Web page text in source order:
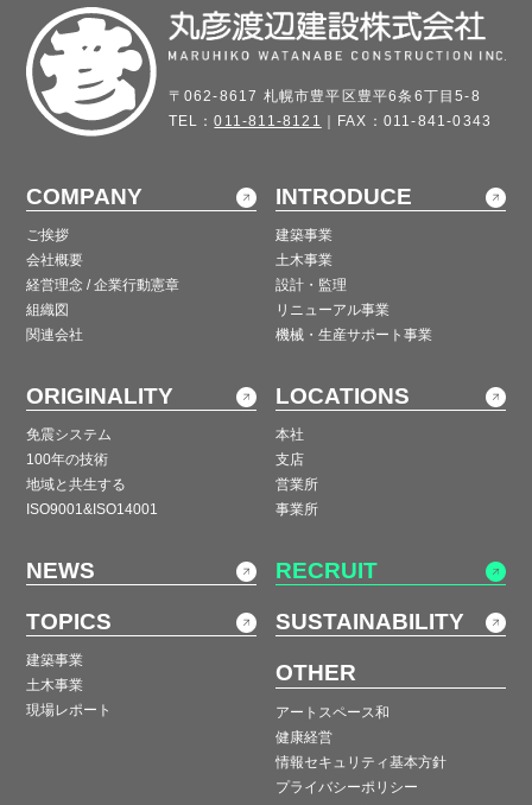
〒062-8617 札幌市豊平区豊平6条6丁目5-8
TEL：011-811-8121 ｜FAX：011-841-0343
COMPANY
ご挨拶
会社概要
経営理念 / 企業行動憲章
組織図
関連会社
INTRODUCE
建築事業
土木事業
設計・監理
リニューアル事業
機械・生産サポート事業
ORIGINALITY
免震システム
100年の技術
地域と共生する
ISO9001&ISO14001
LOCATIONS
本社
支店
営業所
事業所
NEWS
TOPICS
建築事業
土木事業
現場レポート
RECRUIT
SUSTAINABILITY
OTHER
アートスペース和
健康経営
情報セキュリティ基本方針
プライバシーポリシー